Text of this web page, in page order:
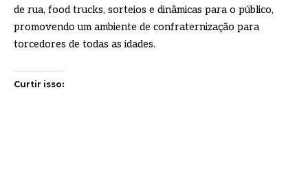
de rua, food trucks, sorteios e dinâmicas para o público,
promovendo um ambiente de confraternização para
torcedores de todas as idades.
Curtir isso: